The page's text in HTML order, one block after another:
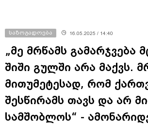
საზოგადოება 16.05.2025 / 14:40
„მე მრწამს გამარჯვება
შიში გულში არა მაქვს.
მითუმეტესად, რომ
შესწირამს თავს და არ
სამშობლოს“ -